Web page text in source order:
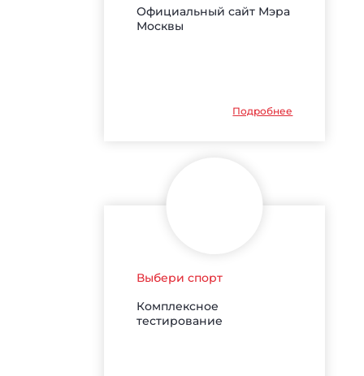
Официальный сайт Мэра
Москвы
Подробнее
Выбери спорт
Комплексное
тестирование